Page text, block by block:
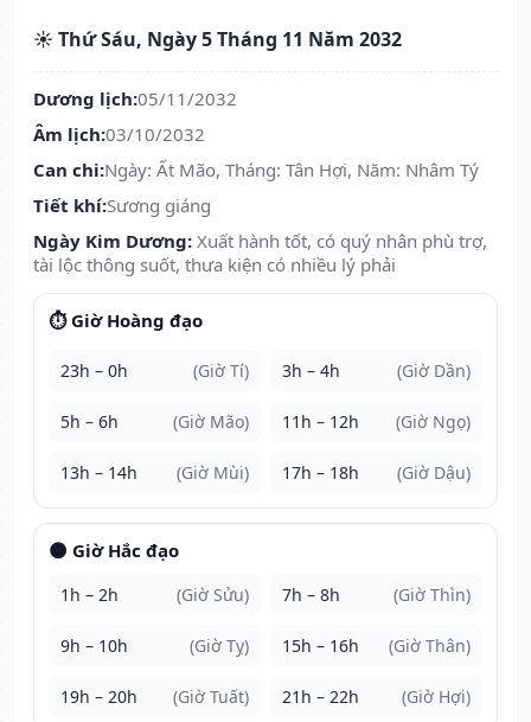
☀️ Thứ Sáu, Ngày 5 Tháng 11 Năm 2032
Dương lịch:05/11/2032
Âm lịch:03/10/2032
Can chi:Ngày: Ất Mão, Tháng: Tân Hợi, Năm: Nhâm Tý
Tiết khí:Sương giáng
Ngày Kim Dương: Xuất hành tốt, có quý nhân phù trợ,
tài lộc thông suốt, thưa kiện có nhiều lý phải
⏱️ Giờ Hoàng đạo
23h – 0h (Giờ Tí) 3h – 4h (Giờ Dần)
5h – 6h (Giờ Mão) 11h – 12h (Giờ Ngọ)
13h – 14h (Giờ Mùi) 17h – 18h (Giờ Dậu)
🌑 Giờ Hắc đạo
1h – 2h (Giờ Sửu) 7h – 8h (Giờ Thìn)
9h – 10h (Giờ Tỵ) 15h – 16h (Giờ Thân)
19h – 20h (Giờ Tuất) 21h – 22h (Giờ Hợi)